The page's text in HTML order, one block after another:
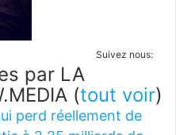
Suivez nous:
par LA
(tout voir)
perd réellement de